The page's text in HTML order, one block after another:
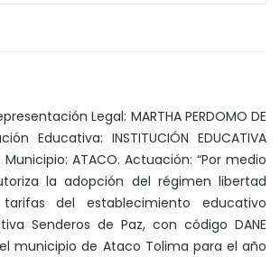
Legal: MARTHA PERDOMO DE
Educativa: INSTITUCIÓN EDUCATIVA
Municipio: ATACO. Actuación: “Por medio
la adopción del régimen libertad
del establecimiento educativo
Senderos de Paz, con código DANE
municipio de Ataco Tolima para el año